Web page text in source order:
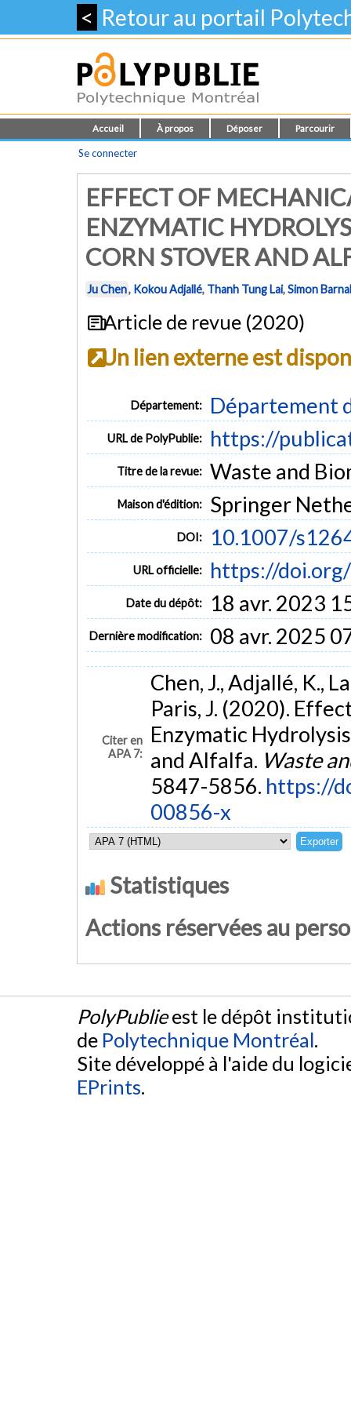
< Retour au portail
Accueil À propos Déposer Parcourir
Se connecter
EFFECT OF
ENZYMATIC
CORN STOVER AND
Ju Chen, Kokou Adjallé, Thanh Tung Lai,Simon
Article de revue (2020)
Un lien externe est
Département: Département
URL de PolyPublie: https://
Titre de la revue: Waste and
Maison d'édition: Springer
DOI: 10.1007/
URL officielle: https://
Date du dépôt: 18 avr. 2023
Dernière modification: 08 avr. 2025
Citer en
APA 7:
Chen, J., Adjallé, K.,
Paris, J. (2020).
Enzymatic
and Alfalfa. Waste
5847-5856. https://
00856-x
Statistiques
Actions réservées au
PolyPublieest le dépôt
de Polytechnique Montréal.
Site développé à l'aide du
EPrints.